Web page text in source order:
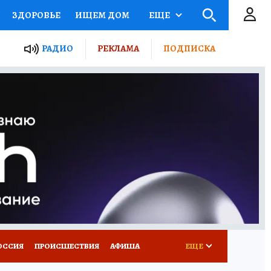
ЗДОРОВЬЕ ИЩЕМ ДОМ
ПРОЕКТЫ РОССИИ
ПУТЕВОДИТЕЛЬ
ПОТРЕБИТЕЛЯ
ЕЩЕ
РАДИО РЕКЛАМА ПОДПИСКА
ПРОИСШЕСТВИЯ АФИША ЕЩЕ